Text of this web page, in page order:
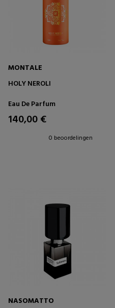
MONTALE
HOLY NEROLI
Eau De Parfum
140,00 €
0 beoordelingen
NASOMATTO